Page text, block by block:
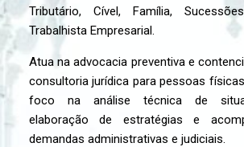
Tributário, Cível, Família,
Trabalhista Empresarial.
Atua na advocacia preventiva e
consultoria jurídica para pessoas
foco na análise técnica de
elaboração de estratégias e
demandas administrativas e judiciais.